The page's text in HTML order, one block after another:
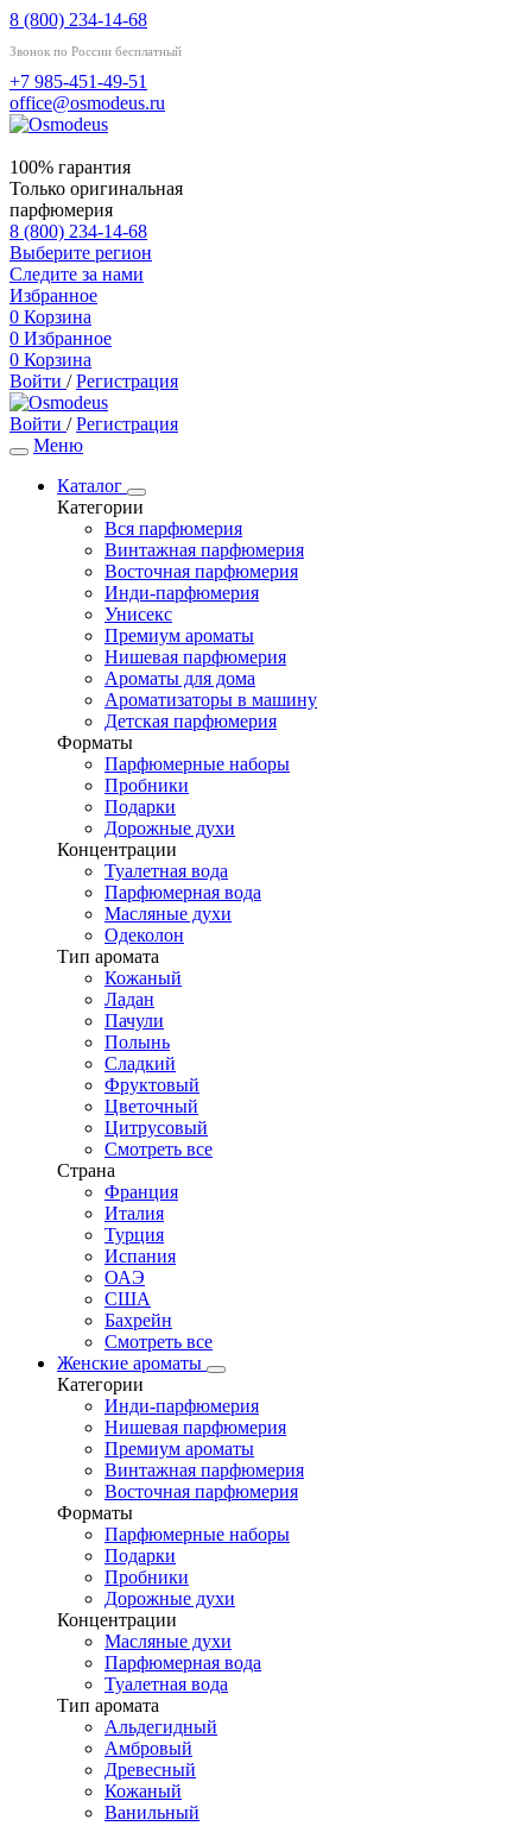
8 (800) 234-14-68
Звонок по России бесплатный
+7 985-451-49-51
office@osmodeus.ru
100% гарантия
Только оригинальная
парфюмерия
8 (800) 234-14-68
Выберите регион
Следите за нами
Избранное
0 Корзина
0 Избранное
0 Корзина
Войти / Регистрация
Войти / Регистрация
Меню
Каталог
Категории
Вся парфюмерия
Винтажная парфюмерия
Восточная парфюмерия
Инди-парфюмерия
Унисекс
Премиум ароматы
Нишевая парфюмерия
Ароматы для дома
Ароматизаторы в машину
Детская парфюмерия
Форматы
Парфюмерные наборы
Пробники
Подарки
Дорожные духи
Концентрации
Туалетная вода
Парфюмерная вода
Масляные духи
Одеколон
Тип аромата
Кожаный
Ладан
Пачули
Полынь
Сладкий
Фруктовый
Цветочный
Цитрусовый
Смотреть все
Страна
Франция
Италия
Турция
Испания
ОАЭ
США
Бахрейн
Смотреть все
Женские ароматы
Категории
Инди-парфюмерия
Нишевая парфюмерия
Премиум ароматы
Винтажная парфюмерия
Восточная парфюмерия
Форматы
Парфюмерные наборы
Подарки
Пробники
Дорожные духи
Концентрации
Масляные духи
Парфюмерная вода
Туалетная вода
Тип аромата
Альдегидный
Амбровый
Древесный
Кожаный
Ванильный